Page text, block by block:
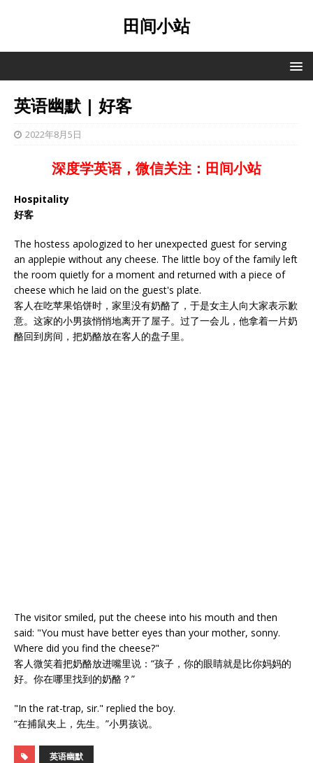
田间小站
英语幽默 | 好客
2022年8月5日
深度学英语，微信关注：田间小站
Hospitality
好客
The hostess apologized to her unexpected guest for serving
an applepie without any cheese. The little boy of the family left
the room quietly for a moment and returned with a piece of
cheese which he laid on the guest's plate.
客人在吃苹果馅饼时，家里没有奶酪了，于是女主人向大家表示歉
意。这家的小男孩悄悄地离开了屋子。过了一会儿，他拿着一片奶
酪回到房间，把奶酪放在客人的盘子里。
The visitor smiled, put the cheese into his mouth and then
said: "You must have better eyes than your mother, sonny.
Where did you find the cheese?"
客人微笑着把奶酪放进嘴里说：“孩子，你的眼睛就是比你妈妈的
好。你在哪里找到的奶酪？”
"In the rat-trap, sir." replied the boy.
“在捕鼠夹上，先生。”小男孩说。
英语幽默